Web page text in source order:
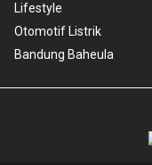
Lifestyle
Otomotif Listrik
Bandung Baheula